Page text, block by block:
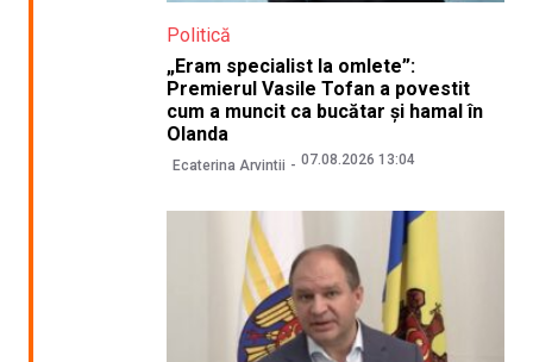
Politică
„Eram specialist la omlete”:
Premierul Vasile Tofan a povestit
cum a muncit ca bucătar și hamal în
Olanda
Ecaterina Arvintii 07.08.2026 13:04